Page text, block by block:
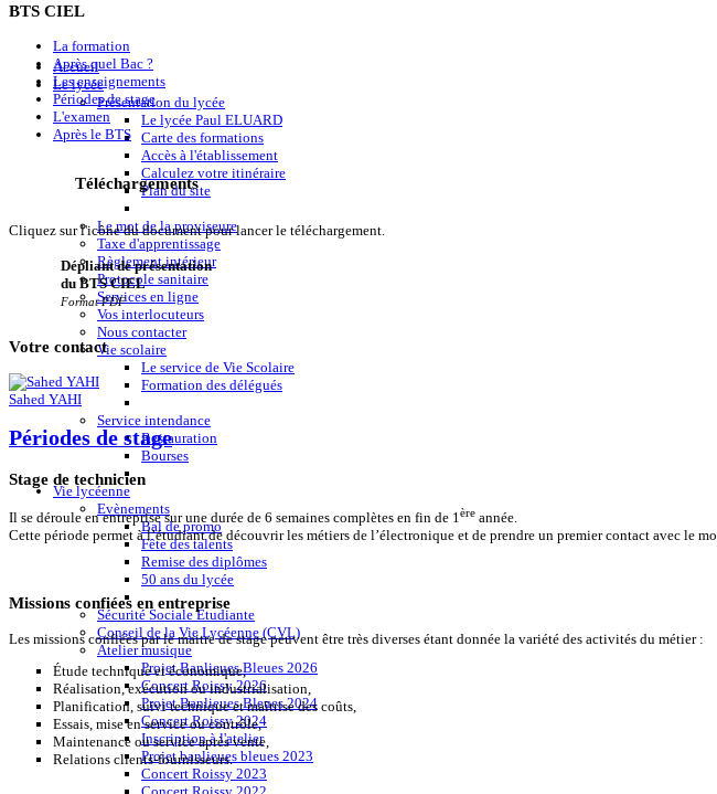
Accueil
Le lycée
Présentation du lycée
Le lycée Paul ELUARD
Carte des formations
Accès à l'établissement
Calculez votre itinéraire
Plan du site
Le mot de la proviseure
Taxe d'apprentissage
Règlement intérieur
Protocole sanitaire
Services en ligne
Vos interlocuteurs
Nous contacter
Vie scolaire
Le service de Vie Scolaire
Formation des délégués
Service intendance
Restauration
Bourses
Vie lycéenne
Evènements
Bal de promo
Fête des talents
Remise des diplômes
50 ans du lycée
Sécurité Sociale Etudiante
Conseil de la Vie Lycéenne (CVL)
Atelier musique
Projet Banlieues Bleues 2026
Concert Roissy 2026
Projet Banlieues Bleues 2024
Concert Roissy 2024
Inscription à l'atelier
Projet banlieues bleues 2023
Concert Roissy 2023
BTS CIEL
La formation
Après quel Bac ?
Les enseignements
Périodes de stage
L'examen
Après le BTS
Téléchargements
Cliquez sur l'icône du document pour lancer le téléchargement.
Dépliant de présentation
du BTS CIEL
Format PDF
Votre contact
Sahed YAHI
Périodes de stage
Stage de technicien
Il se déroule en entreprise sur une durée de 6 semaines complètes en fin de 1ère année.
Cette période permet à l’étudiant de découvrir les métiers de l’électronique et de prendre un premier contact avec le
Missions confiées en entreprise
Les missions confiées par le maitre de stage peuvent être très diverses étant donnée la variété des activités du métier :
Étude technique et économique,
Réalisation, exécution ou industrialisation,
Planification, suivi technique et maîtrise des coûts,
Essais, mise en service ou contrôle,
Maintenance ou service après vente,
Relations clients-fournisseurs.